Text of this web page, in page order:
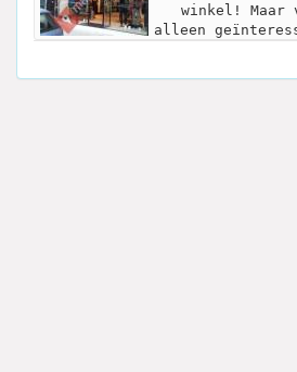
winkel! Maar
alleen